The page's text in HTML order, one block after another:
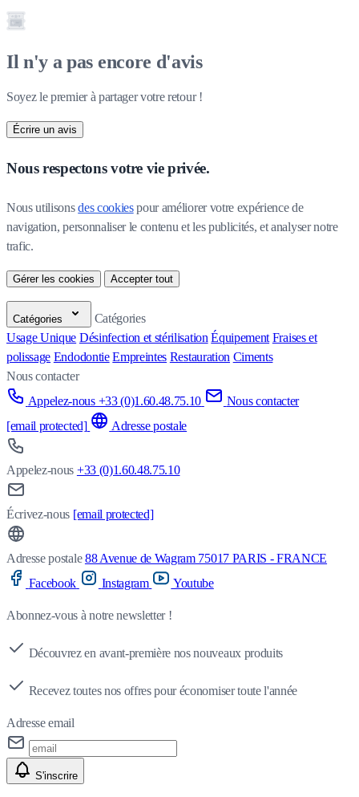
Il n'y a pas encore d'avis
Soyez le premier à partager votre retour !
Écrire un avis
Nous respectons votre vie privée.
Nous utilisons des cookies pour améliorer votre expérience de
navigation, personnaliser le contenu et les publicités, et analyser notre
trafic.
Gérer les cookies Accepter tout
Catégories
Catégories
Usage Unique Désinfection et stérilisation Équipement Fraises et
polissage Endodontie Empreintes Restauration Ciments
Nous contacter
Appelez-nous +33 (0)1.60.48.75.10
Nous contacter
[email protected]
Adresse postale
Appelez-nous +33 (0)1.60.48.75.10
Écrivez-nous [email protected]
Adresse postale 88 Avenue de Wagram 75017 PARIS - FRANCE
Facebook
Instagram Youtube
Abonnez-vous à notre newsletter !
Découvrez en avant-première nos nouveaux produits
Recevez toutes nos offres pour économiser toute l'année
Adresse email
S'inscrire